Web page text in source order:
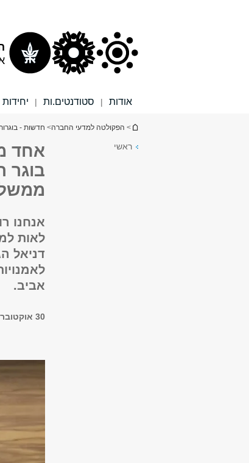
אודות | סטודנטים.ות |
הינך נמצא כאן
> הפקולטה למדעי החברה> חדשות -
ראשי
אחד
בוגר
ממשל
אנחנו
לאות
דניאל
אביב.
30 אוקטובר 2023